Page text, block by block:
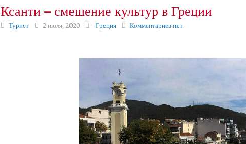
Ксанти – смешение культур в Греции
Турист 2 июля, 2020 -Греция Комментариев нет